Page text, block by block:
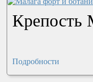
Крепость
Подробности